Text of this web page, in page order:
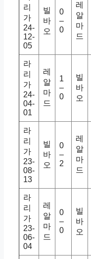
리
가
24-
12-
05
빌
바
오
0
–
0
레
알
마
드
라
리
가
24-
04-
01
레
알
마
드
1
–
0
빌
바
오
라
리
가
23-
08-
13
빌
바
오
0
–
2
레
알
마
드
라
리
가
23-
06-
04
레
알
마
드
0
–
0
빌
바
오